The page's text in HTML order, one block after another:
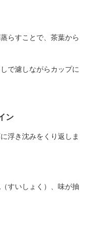
らすことで、茶葉から
で濾しながらカップに
ン
浮き沈みをくり返しま
すいしょく）、味が抽